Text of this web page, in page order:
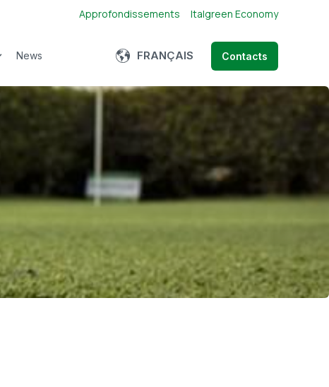
Approfondissements Italgreen Economy
Show submenu for À propos de nous
News FRANÇAIS
Contacts